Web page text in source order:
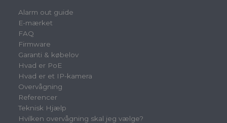
Alarm out guide
E-mærket
FAQ
Firmware
Garanti & købelov
Hvad er PoE
Hvad er et IP-kamera
Overvågning
Referencer
Teknisk Hjælp
Hvilken overvågning skal jeg vælge?